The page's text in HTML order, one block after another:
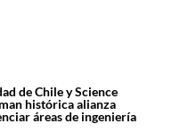
de Chile y Science
histórica alianza
áreas de ingeniería